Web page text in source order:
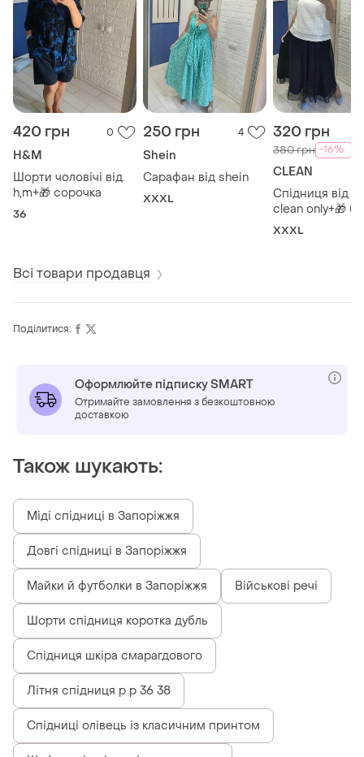
420 грн 0
H&M
Шорти чоловічі від.
h,m+🎁 сорочка
36
250 грн 4
Shein
Сарафан від shein
XXXL
320 грн
380 грн -16%
CLEAN
Спідниця від
clean only+🎁
від klass
XXXL
Всі товари продавця
Поділитися:
Оформлюйте підписку SMART
Отримайте замовлення з безкоштовною
доставкою
Також шукають:
Міді спідниці в Запоріжжя
Довгі спідниці в Запоріжжя
Майки й футболки в Запоріжжя Військові речі
Шорти спідниця коротка дубль
Спідниця шкіра смарагдового
Літня спідниця р р 36 38
Спідниці олівець із класичним принтом